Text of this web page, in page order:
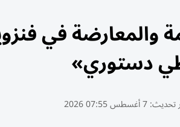
والمعارضة في
دستوري»
تحديث:7 أغسطس 07:55 2026